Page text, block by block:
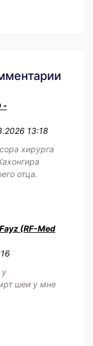
-
13:18
хирурга
отца.
(RF-Med
у
шеи у мне